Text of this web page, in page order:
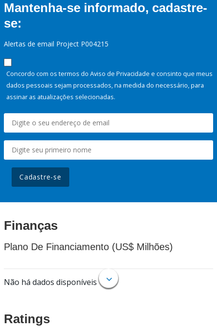
Mantenha-se informado, cadastre-
se:
Alertas de email Project P004215
Concordo com os termos do Aviso de Privacidade e consinto que meus
dados pessoais sejam processados, na medida do necessário, para
assinar as atualizações selecionadas.
Cadastre-se
Finanças
Plano De Financiamento (US$ Milhões)
Não há dados disponíveis
Ratings